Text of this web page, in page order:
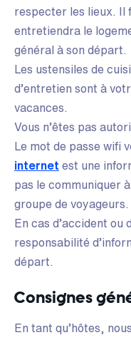
respecter les lieux. Il
entretiendra le
général à son départ.
Les ustensiles de
d’entretien sont à
vacances.
Vous n’êtes pas
Le mot de passe wifi
internet est une
pas le communiquer
groupe de voyageurs.
En cas d’accident ou
responsabilité
départ.
Consignes
En tant qu’hôtes,